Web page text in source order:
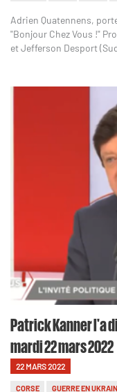
Adrien Quatennens,
"Bonjour Chez Vous !"
et Jefferson Desport
Patrick Kanner l'a
mardi 22 mars 2022
22 MARS 2022
CORSE GUERRE EN